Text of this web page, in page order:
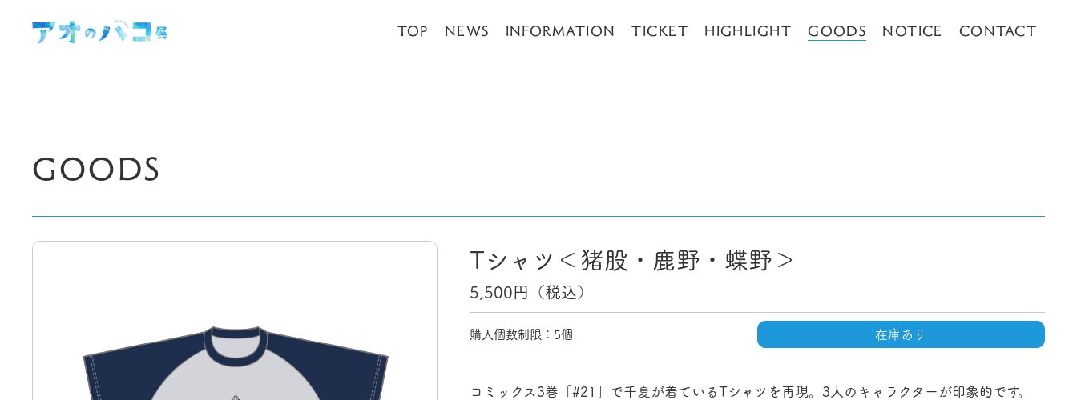
TOP NEWS INFORMATION TICKET HIGHLIGHT GOODS NOTICE CONTACT
GOODS
Tシャツ＜猪股・鹿野・蝶野＞
5,500円（税込）
購入個数制限：5個 在庫あり
コミックス3巻「#21」で千夏が着ているTシャツを再現。3人のキャラクターが印象的です。